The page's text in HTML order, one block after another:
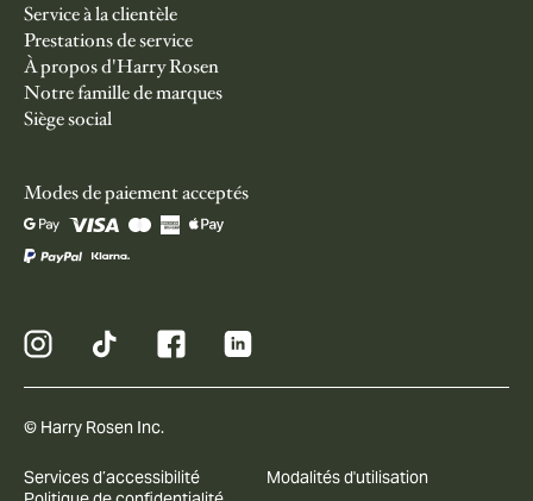
Service à la clientèle
Prestations de service
À propos d'Harry Rosen
Notre famille de marques
Siège social
Modes de paiement acceptés
© Harry Rosen Inc.
Services d’accessibilité
Modalités d'utilisation